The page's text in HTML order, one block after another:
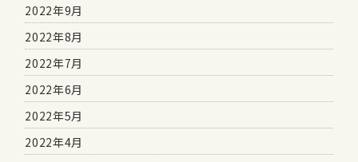
2022年9月
2022年8月
2022年7月
2022年6月
2022年5月
2022年4月